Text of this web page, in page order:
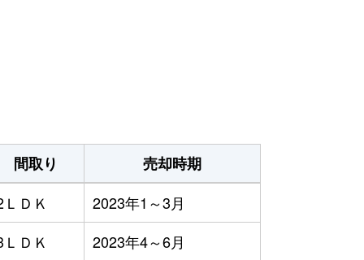
間取り
売却時期
ＤＫ
2023年1～3月
ＤＫ
2023年4～6月